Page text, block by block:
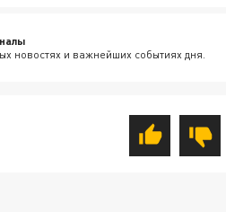
новостях и важнейших событиях дня.